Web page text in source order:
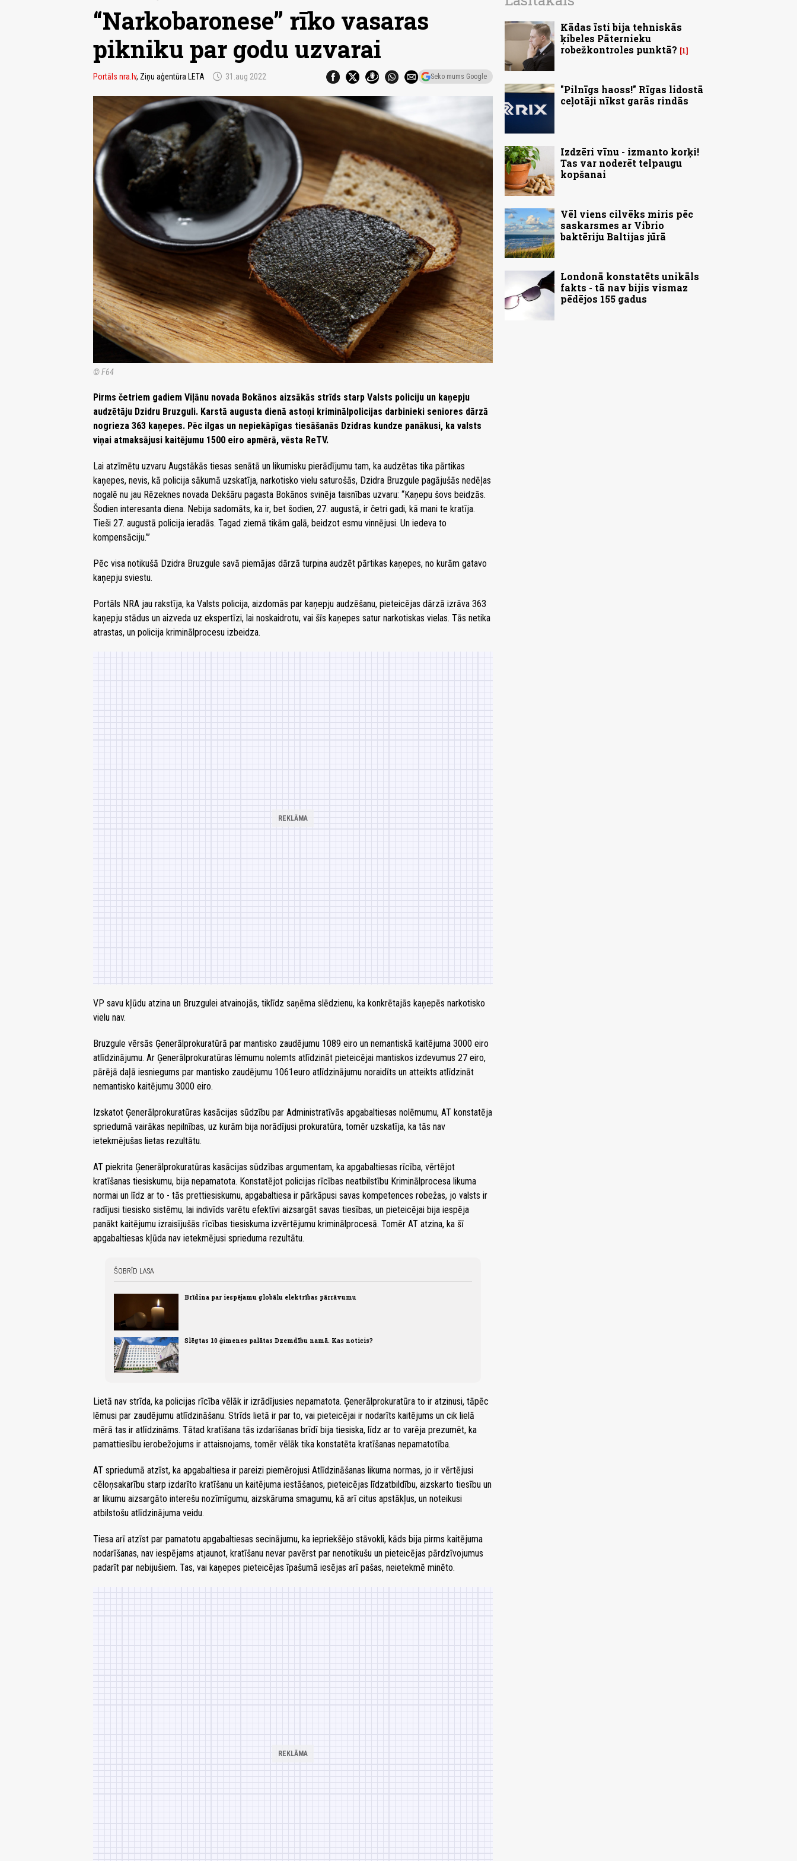
“Narkobaronese” rīko vasaras
pikniku par godu uzvarai
Portāls nra.lv, Ziņu aģentūra LETA schedule 31.aug 2022 Seko mums Google
© F64
Pirms četriem gadiem Viļānu novada Bokānos aizsākās strīds starp Valsts policiju un kaņepju
audzētāju Dzidru Bruzguli. Karstā augusta dienā astoņi kriminālpolicijas darbinieki seniores dārzā
nogrieza 363 kaņepes. Pēc ilgas un nepiekāpīgas tiesāšanās Dzidras kundze panākusi, ka valsts
viņai atmaksājusi kaitējumu 1500 eiro apmērā, vēsta ReTV.
Lai atzīmētu uzvaru Augstākās tiesas senātā un likumisku pierādījumu tam, ka audzētas tika pārtikas
kaņepes, nevis, kā policija sākumā uzskatīja, narkotisko vielu saturošās, Dzidra Bruzgule pagājušās nedēļas
nogalē nu jau Rēzeknes novada Dekšāru pagasta Bokānos svinēja taisnības uzvaru: “Kaņepu šovs beidzās.
Šodien interesanta diena. Nebija sadomāts, ka ir, bet šodien, 27. augustā, ir četri gadi, kā mani te kratīja.
Tieši 27. augustā policija ieradās. Tagad ziemā tikām galā, beidzot esmu vinnējusi. Un iedeva to
kompensāciju.”’
Pēc visa notikušā Dzidra Bruzgule savā piemājas dārzā turpina audzēt pārtikas kaņepes, no kurām gatavo
kaņepju sviestu.
Portāls NRA jau rakstīja, ka Valsts policija, aizdomās par kaņepju audzēšanu, pieteicējas dārzā izrāva 363
kaņepju stādus un aizveda uz ekspertīzi, lai noskaidrotu, vai šīs kaņepes satur narkotiskas vielas. Tās netika
atrastas, un policija kriminālprocesu izbeidza.
VP savu kļūdu atzina un Bruzgulei atvainojās, tiklīdz saņēma slēdzienu, ka konkrētajās kaņepēs narkotisko
vielu nav.
Bruzgule vērsās Ģenerālprokuratūrā par mantisko zaudējumu 1089 eiro un nemantiskā kaitējuma 3000 eiro
atlīdzinājumu. Ar Ģenerālprokuratūras lēmumu nolemts atlīdzināt pieteicējai mantiskos izdevumus 27 eiro,
pārējā daļā iesniegums par mantisko zaudējumu 1061euro atlīdzinājumu noraidīts un atteikts atlīdzināt
nemantisko kaitējumu 3000 eiro.
Izskatot Ģenerālprokuratūras kasācijas sūdzību par Administratīvās apgabaltiesas nolēmumu, AT konstatēja
spriedumā vairākas nepilnības, uz kurām bija norādījusi prokuratūra, tomēr uzskatīja, ka tās nav
ietekmējušas lietas rezultātu.
AT piekrita Ģenerālprokuratūras kasācijas sūdzības argumentam, ka apgabaltiesas rīcība, vērtējot
kratīšanas tiesiskumu, bija nepamatota. Konstatējot policijas rīcības neatbilstību Kriminālprocesa likuma
normai un līdz ar to - tās prettiesiskumu, apgabaltiesa ir pārkāpusi savas kompetences robežas, jo valsts ir
radījusi tiesisko sistēmu, lai indivīds varētu efektīvi aizsargāt savas tiesības, un pieteicējai bija iespēja
panākt kaitējumu izraisījušās rīcības tiesiskuma izvērtējumu kriminālprocesā. Tomēr AT atzina, ka šī
apgabaltiesas kļūda nav ietekmējusi sprieduma rezultātu.
ŠOBRĪD LASA
Brīdina par iespējamu globālu elektrības pārrāvumu
Slēgtas 10 ģimenes palātas Dzemdību namā. Kas noticis?
Lietā nav strīda, ka policijas rīcība vēlāk ir izrādījusies nepamatota. Ģenerālprokuratūra to ir atzinusi, tāpēc
lēmusi par zaudējumu atlīdzināšanu. Strīds lietā ir par to, vai pieteicējai ir nodarīts kaitējums un cik lielā
mērā tas ir atlīdzināms. Tātad kratīšana tās izdarīšanas brīdī bija tiesiska, līdz ar to varēja prezumēt, ka
pamattiesību ierobežojums ir attaisnojams, tomēr vēlāk tika konstatēta kratīšanas nepamatotība.
AT spriedumā atzīst, ka apgabaltiesa ir pareizi piemērojusi Atlīdzināšanas likuma normas, jo ir vērtējusi
cēloņsakarību starp izdarīto kratīšanu un kaitējuma iestāšanos, pieteicējas līdzatbildību, aizskarto tiesību un
ar likumu aizsargāto interešu nozīmīgumu, aizskāruma smagumu, kā arī citus apstākļus, un noteikusi
atbilstošu atlīdzinājuma veidu.
Tiesa arī atzīst par pamatotu apgabaltiesas secinājumu, ka iepriekšējo stāvokli, kāds bija pirms kaitējuma
nodarīšanas, nav iespējams atjaunot, kratīšanu nevar pavērst par nenotikušu un pieteicējas pārdzīvojumus
padarīt par nebijušiem. Tas, vai kaņepes pieteicējas īpašumā iesējas arī pašas, neietekmē minēto.
Kādas īsti bija tehniskās
ķibeles Pāternieku
robežkontroles punktā?
1
"Pilnīgs haoss!" Rīgas lidostā
ceļotāji nīkst garās rindās
Izdzēri vīnu - izmanto korķi!
Tas var noderēt telpaugu
kopšanai
Vēl viens cilvēks miris pēc
saskarsmes ar Vibrio
baktēriju Baltijas jūrā
Londonā konstatēts unikāls
fakts - tā nav bijis vismaz
pēdējos 155 gadus